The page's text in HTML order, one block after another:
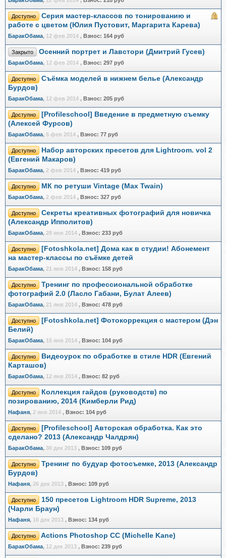
Доступно
Серия мастер-классов по тонированию и
работе с цветом (Юлия Пустовит, Маргарита Карева)
БаракОбама, 12 фев 2014 , Взнос: 164 руб
Закрыто Осенний портрет и Лавстори (Дмитрий Гусев)
БаракОбама, 12 фев 2014 , Взнос: 297 руб
Доступно
Съёмка моделей в нижнем белье (Александр
Бурдов)
БаракОбама, 12 фев 2014 , Взнос: 205 руб
Доступно
[Profileschool] Введение в предметную съемку
(Алексей Фурсов)
БаракОбама, 5 фев 2014 , Взнос: 77 руб
Доступно
Набор авторских пресетов для Lightroom. vol 2
(Евгений Макаров)
БаракОбама, 2 фев 2014 , Взнос: 419 руб
Доступно МК по ретуши Vintage (Max Twain)
БаракОбама, 2 фев 2014 , Взнос: 327 руб
Доступно
Секреты креативных фотографий для новичка
(Александр Ипполитов)
БаракОбама, 28 янв 2014 , Взнос: 233 руб
Доступно
[Fotoshkola.net] Дома как в студии! Абонемент
на мастер-классы по съёмке детей
БаракОбама, 21 янв 2014 , Взнос: 158 руб
Доступно
Тренинг по профессиональной обработке
фотографий 2.0 (Ласло Габани, Булат Алеев)
БаракОбама, 21 янв 2014 , Взнос: 478 руб
Доступно
[Fotoshkola.net] Фотокоррекция с мастером (Дэн
Белий)
БаракОбама, 15 янв 2014 , Взнос: 104 руб
Доступно
Видеоурок по обработке в стиле HDR (Евгений
Карташов)
БаракОбама, 12 янв 2014 , Взнос: 82 руб
Доступно
Коллекция гайдов (руководств) по
позированию, 2014 (Кимберли Рид)
Нафаня, 2 янв 2014 , Взнос: 104 руб
Доступно
[Profileschool] Авторская обработка. Как это
сделано? 2013 (Александр Чалдрян)
БаракОбама, 30 дек 2013 , Взнос: 109 руб
Доступно
Тренинг по будуар фотосъемке, 2013 (Александр
Бурдов)
Нафаня, 26 дек 2013 , Взнос: 109 руб
Доступно
150 пресетов Lightroom HDR Supreme, 2013
(Чарли Браун)
Нафаня, 16 дек 2013 , Взнос: 134 руб
Доступно Actions Photoshop CC (Michelle Kane)
БаракОбама, 12 дек 2013 , Взнос: 239 руб